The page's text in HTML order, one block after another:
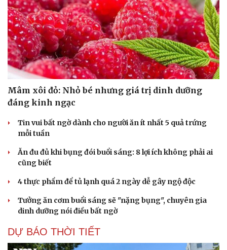
Cải chính
Mâm xôi đỏ: Nhỏ bé nhưng giá trị dinh dưỡng
đáng kinh ngạc
Tin vui bất ngờ dành cho người ăn ít nhất 5 quả trứng
mỗi tuần
Ăn đu đủ khi bụng đói buổi sáng: 8 lợi ích không phải ai
cũng biết
4 thực phẩm để tủ lạnh quá 2 ngày dễ gây ngộ độc
Tưởng ăn cơm buổi sáng sẽ "nặng bụng", chuyên gia
dinh dưỡng nói điều bất ngờ
DỰ BÁO THỜI TIẾT